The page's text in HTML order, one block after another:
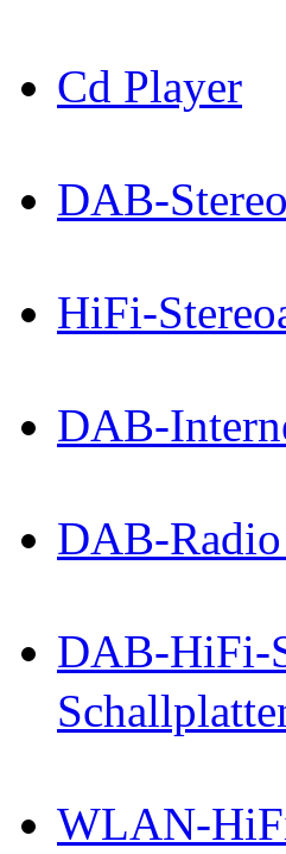
Cd Player
DAB-
HiFi-
DAB-
DAB-
DAB-HiFi-
WLAN-